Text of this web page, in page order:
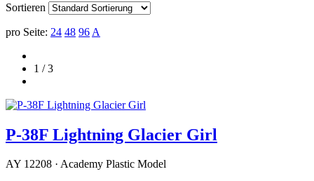
Sortieren
pro Seite: 24 48 96 A
1 / 3
P-38F Lightning Glacier Girl
AY 12208 · Academy Plastic Model